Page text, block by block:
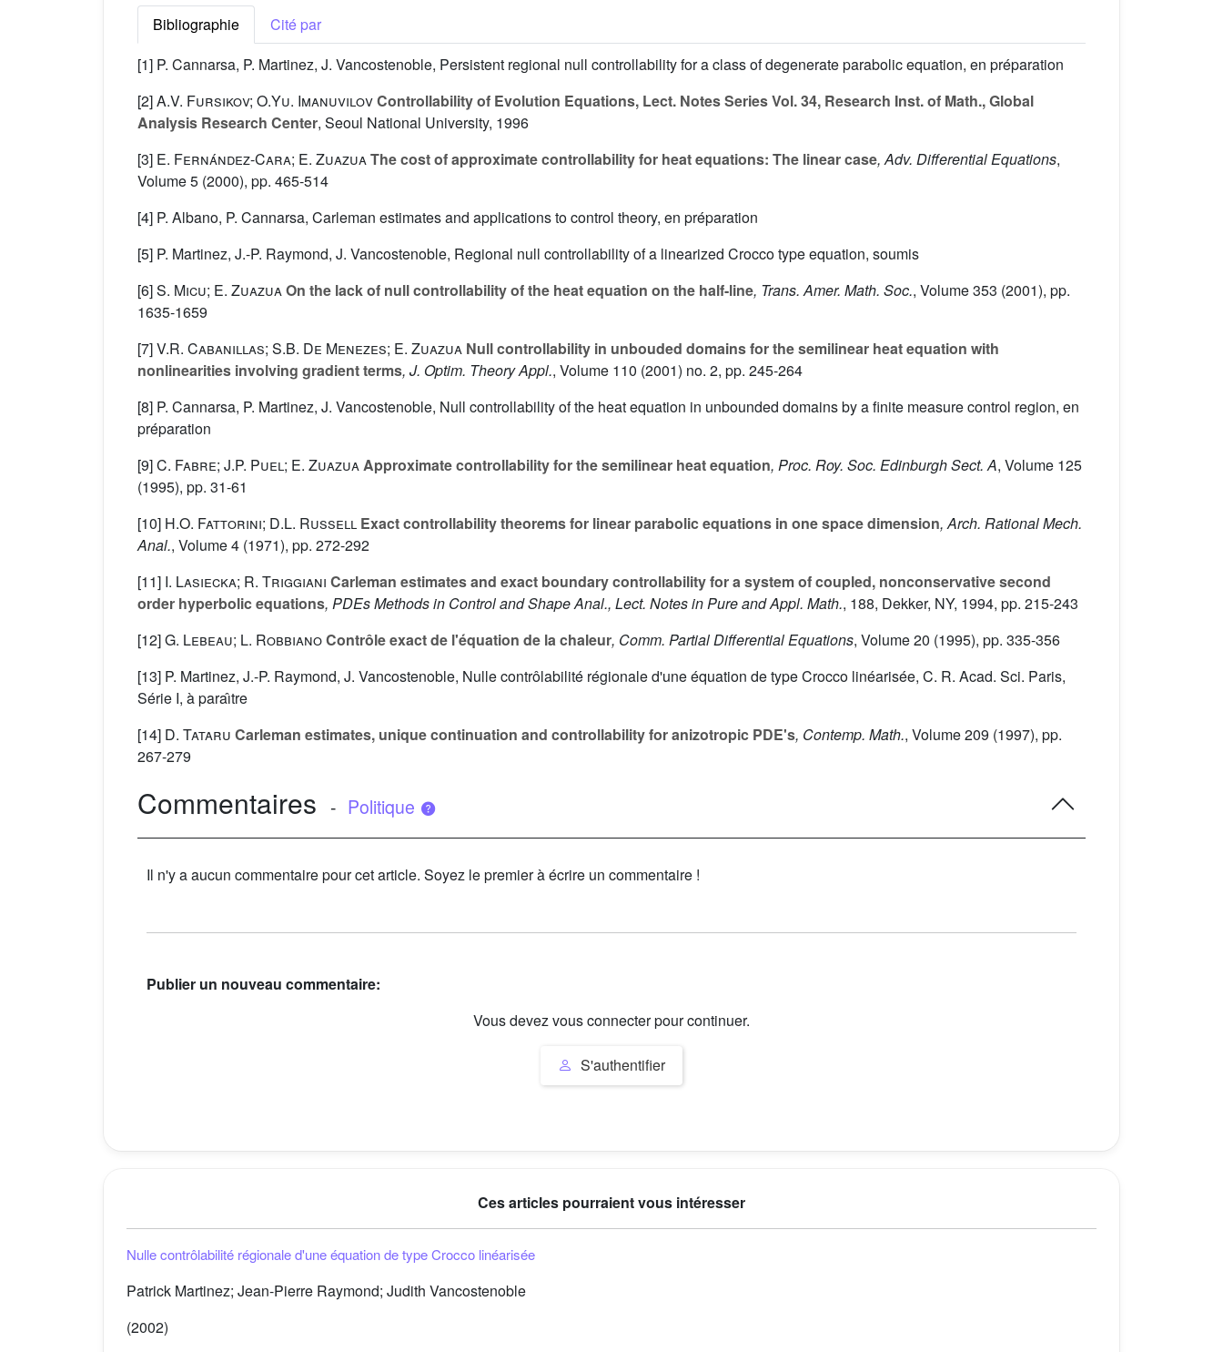
Bibliographie
Cité par
[1] P. Cannarsa, P. Martinez, J. Vancostenoble, Persistent regional null controllability for a class of degenerate parabolic equation, en préparation
[2]A.V. Fursikov; O.Yu. ImanuvilovControllability of Evolution Equations, Lect. Notes Series Vol. 34, Research Inst. of Math., Global
Analysis Research Center, Seoul National University, 1996
[3] E. Fernández-Cara; E. ZuazuaThe cost of approximate controllability for heat equations: The linear case, Adv. Differential Equations,
Volume 5 (2000), pp. 465-514
[4] P. Albano, P. Cannarsa, Carleman estimates and applications to control theory, en préparation
[5] P. Martinez, J.-P. Raymond, J. Vancostenoble, Regional null controllability of a linearized Crocco type equation, soumis
[6]S. Micu; E. ZuazuaOn the lack of null controllability of the heat equation on the half-line, Trans. Amer. Math. Soc., Volume 353 (2001), pp.
1635-1659
[7]V.R. Cabanillas; S.B. De Menezes; E. Zuazua Null controllability in unbouded domains for the semilinear heat equation with
nonlinearities involving gradient terms, J. Optim. Theory Appl., Volume 110 (2001) no. 2, pp. 245-264
[8] P. Cannarsa, P. Martinez, J. Vancostenoble, Null controllability of the heat equation in unbounded domains by a finite measure control region, en
préparation
[9]C. Fabre; J.P. Puel; E. ZuazuaApproximate controllability for the semilinear heat equation, Proc. Roy. Soc. Edinburgh Sect. A, Volume 125
(1995), pp. 31-61
[10] H.O. Fattorini; D.L. Russell Exact controllability theorems for linear parabolic equations in one space dimension, Arch. Rational Mech.
Anal., Volume 4 (1971), pp. 272-292
[11] I. Lasiecka; R. Triggiani Carleman estimates and exact boundary controllability for a system of coupled, nonconservative second
order hyperbolic equations, PDEs Methods in Control and Shape Anal., Lect. Notes in Pure and Appl. Math., 188, Dekker, NY, 1994, pp. 215-243
[12]G. Lebeau; L. RobbianoContrôle exact de l'équation de la chaleur, Comm. Partial Differential Equations, Volume 20 (1995), pp. 335-356
[13] P. Martinez, J.-P. Raymond, J. Vancostenoble, Nulle contrôlabilité régionale d'une équation de type Crocco linéarisée, C. R. Acad. Sci. Paris,
Série I, à paraı̂tre
[14] D. Tataru Carleman estimates, unique continuation and controllability for anizotropic PDE's, Contemp. Math., Volume 209 (1997), pp.
267-279
Commentaires - Politique
Il n'y a aucun commentaire pour cet article. Soyez le premier à écrire un commentaire !
Publier un nouveau commentaire:
Vous devez vous connecter pour continuer.
S'authentifier
Ces articles pourraient vous intéresser
Nulle contrôlabilité régionale d'une équation de type Crocco linéarisée
Patrick Martinez; Jean-Pierre Raymond; Judith Vancostenoble
(2002)